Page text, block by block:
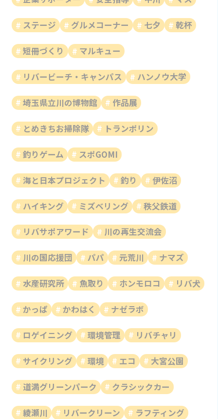
ステージ グルメコーナー 七夕 乾杯
短冊づくり マルキュー
リバービーチ・キャンパス ハンノウ大学
埼玉県立川の博物館 作品展
とめきちお掃除隊 トランポリン
釣りゲーム スポGOMI
海と日本プロジェクト 釣り 伊佐沼
ハイキング ミズベリング 秩父鉄道
リバサポアワード 川の再生交流会
川の国応援団 パパ 元荒川 ナマズ
水産研究所 魚取り ホンモロコ リバ犬
かっぱ かわはく ナゼラボ
ロゲイニング 環境管理 リバチャリ
サイクリング 環境 エコ 大宮公園
道満グリーンパーク クラシックカー
綾瀬川 リバークリーン ラフティング